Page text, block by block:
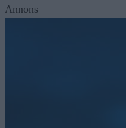
Annons